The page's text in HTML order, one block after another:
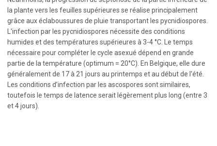
la plante vers les feuilles supérieures se réalise principalement
grâce aux éclaboussures de pluie transportant les pycnidiospores.
L'infection par les pycnidiospores nécessite des conditions
humides et des températures supérieures à 3-4 °C. Le temps
nécessaire pour compléter le cycle asexué dépend en grande
partie de la température (optimum = 20°C). En Belgique, elle dure
généralement de 17 à 21 jours au printemps et au début de l'été.
Les conditions d’infection par les ascospores sont similaires,
toutefois le temps de latence serait légèrement plus long (entre 3
et 4 jours).